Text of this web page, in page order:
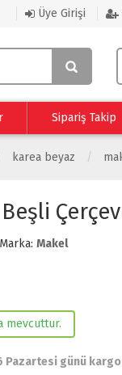
Üye Girişi
Sipariş Takip
karea beyaz
Marka: Makel
mevcuttur.
Pazartesi günü